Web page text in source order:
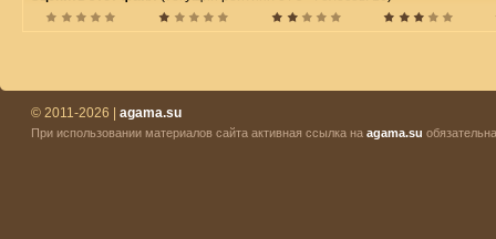
© 2011-2026 | agama.su
При использовании материалов сайта активная ссылка на agama.su